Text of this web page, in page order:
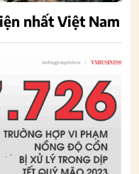
nhất Việt Nam